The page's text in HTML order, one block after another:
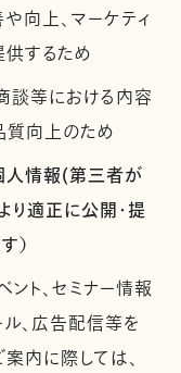
向上、マーケティ
供するため
談等における内容
向上のため
人情報(第三者が
り適正に公開・提
）
ント、セミナー情報
、広告配信等を
内に際しては、